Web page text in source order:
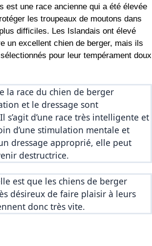
est une race ancienne qui a été élevée
les troupeaux de moutons dans
difficiles. Les Islandais ont élevé
un excellent chien de berger, mais ils
pour leur tempérament doux
la race du chien de berger
et le dressage sont
s’agit d’une race très intelligente et
d’une stimulation mentale et
dressage approprié, elle peut
destructrice.
est que les chiens de berger
désireux de faire plaisir à leurs
donc très vite.